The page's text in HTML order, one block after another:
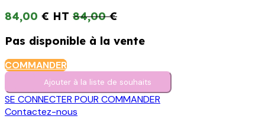
84,00 € 84,00€
Pas disponible à la vente
COMMANDER
Ajouter à la liste de s​o​uh​aits
SE CONNECTER POUR COMMANDER
Contactez-nous